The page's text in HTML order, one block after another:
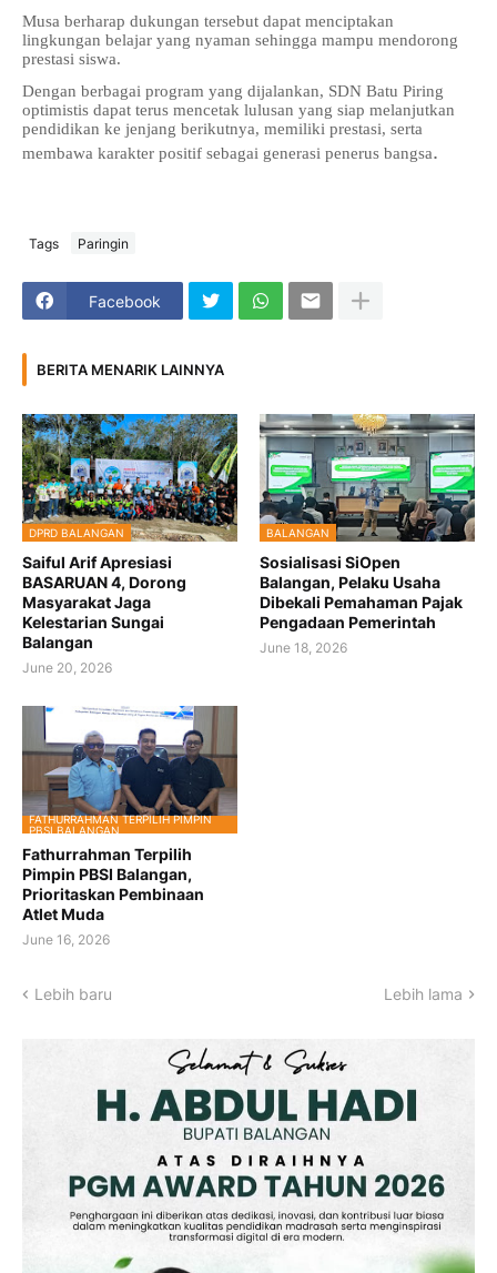
Musa berharap dukungan tersebut dapat menciptakan
lingkungan belajar yang nyaman sehingga mampu mendorong
prestasi siswa.
Dengan berbagai program yang dijalankan, SDN Batu Piring
optimistis dapat terus mencetak lulusan yang siap melanjutkan
pendidikan ke jenjang berikutnya, memiliki prestasi, serta
membawa karakter positif sebagai generasi penerus bangsa.
Tags Paringin
Facebook
BERITA MENARIK LAINNYA
DPRD BALANGAN
Saiful Arif Apresiasi
BASARUAN 4, Dorong
Masyarakat Jaga
Kelestarian Sungai
Balangan
June 20, 2026
BALANGAN
Sosialisasi SiOpen
Balangan, Pelaku Usaha
Dibekali Pemahaman Pajak
Pengadaan Pemerintah
June 18, 2026
FATHURRAHMAN TERPILIH PIMPIN
PBSI BALANGAN
Fathurrahman Terpilih
Pimpin PBSI Balangan,
Prioritaskan Pembinaan
Atlet Muda
June 16, 2026
Lebih baru Lebih lama